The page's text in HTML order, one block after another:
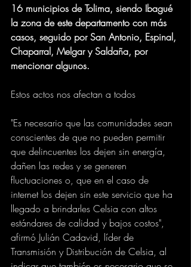
16 municipios de Tolima, siendo Ibagué
la zona de este departamento con más
casos, seguido por San Antonio, Espinal,
Chaparral, Melgar y Saldaña, por
mencionar algunos.
Estos actos nos afectan a todos
"Es necesario que las comunidades sean
conscientes de que no pueden permitir
que delincuentes los dejen sin energía,
dañen las redes y se generen
fluctuaciones o, que en el caso de
internet los dejen sin este servicio que ha
llegado a brindarles Celsia con altos
estándares de calidad y bajos costos",
afirmó Julián Cadavid, líder de
Transmisión y Distribución de Celsia, al